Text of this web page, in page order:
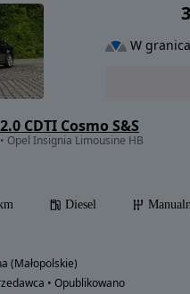
CDTI Cosmo S&S
Opel Insignia Limousine HB
Diesel
(Małopolskie)
• Opublikowano
W